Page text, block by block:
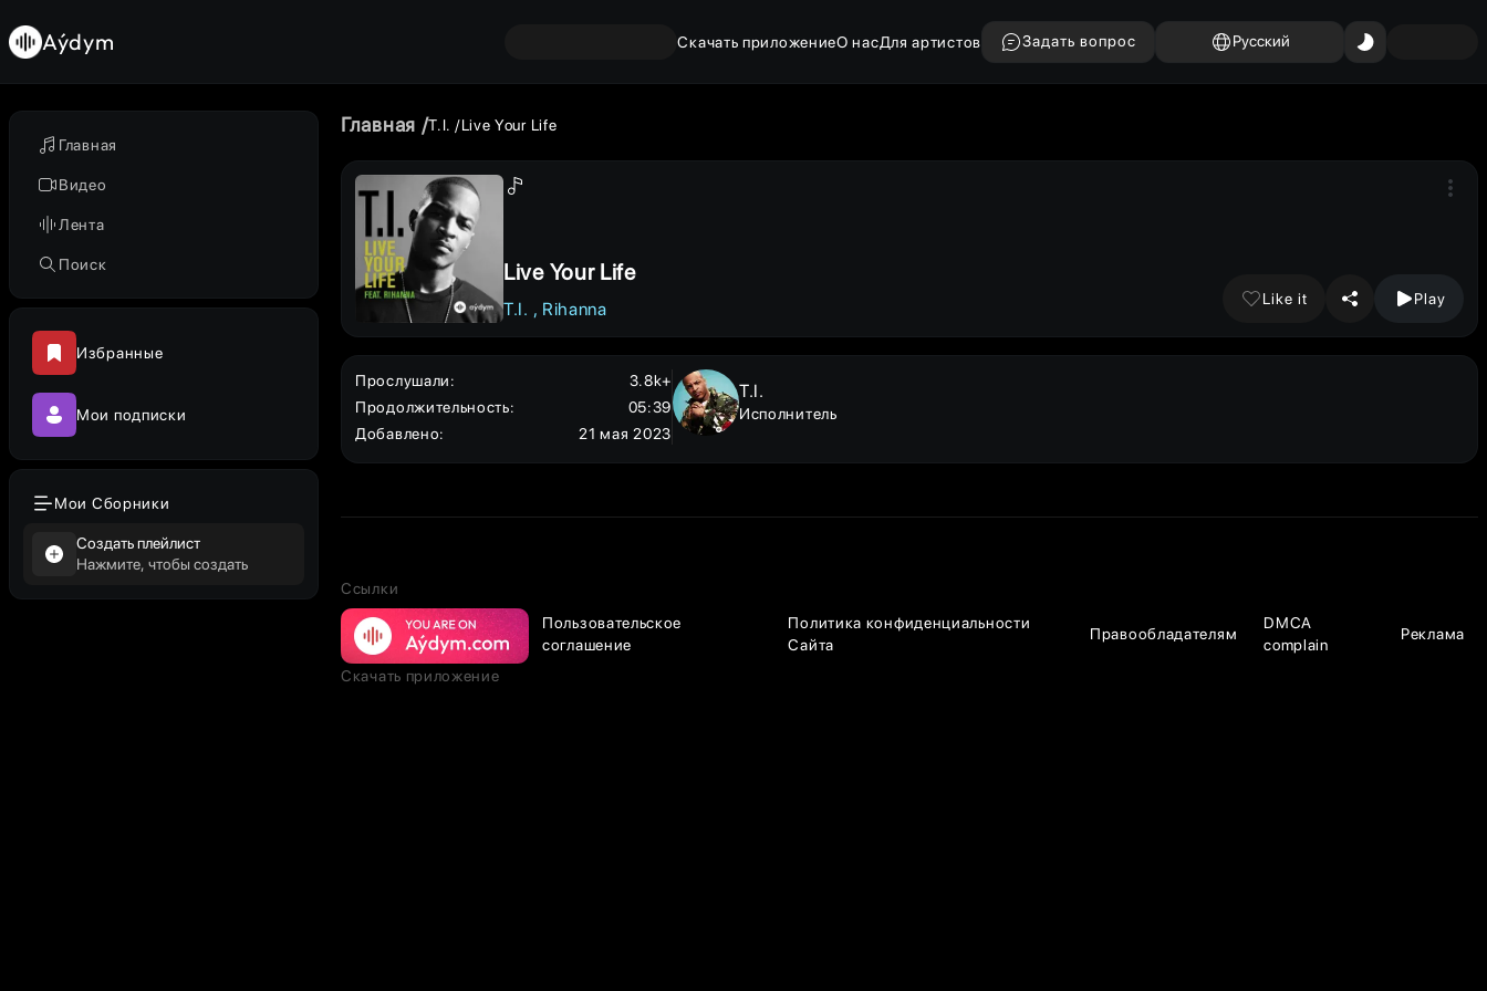
Главная
Видео
Лента
Поиск
Избранные
Мои подписки
Мои Сборники
Создать плейлист
Нажмите, чтобы создать
Aýdym Скачать приложениеО насДля артистов Задать вопрос Русский
Главная T.I. Live Your Life
Live Your Life
T.I. Rihanna
Like it Play
Прослушали:
3.8k+
Продолжительность:
05:39
Добавлено: 21 мая 2023
T.I.
Исполнитель
Ссылки
Пользовательское
соглашение
Политика конфиденциальности
Сайта
Правообладателям
DMCA
complain
Реклама
Скачать приложение